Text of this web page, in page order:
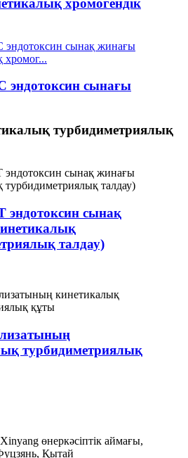
хромогендік
эндотоксин сынағы
турбидиметриялық
эндотоксин сынақ
талдау)
турбидиметриялық
өнеркәсіптік аймағы,
Қытай